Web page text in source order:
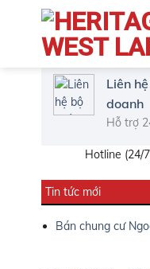
Liên
doanh
Hỗ trợ
Hotline (24/
Tin tức mới
Bán chung cư